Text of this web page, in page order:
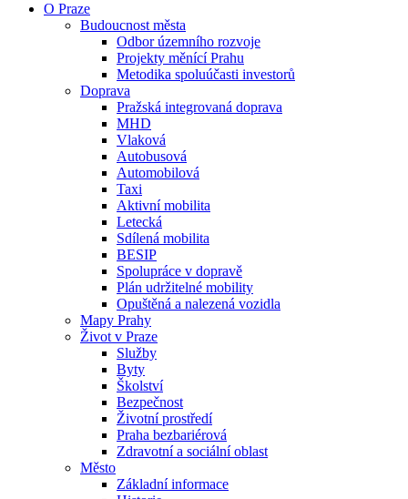
O Praze
Budoucnost města
Odbor územního rozvoje
Projekty měnící Prahu
Metodika spoluúčasti investorů
Doprava
Pražská integrovaná doprava
MHD
Vlaková
Autobusová
Automobilová
Taxi
Aktivní mobilita
Letecká
Sdílená mobilita
BESIP
Spolupráce v dopravě
Plán udržitelné mobility
Opuštěná a nalezená vozidla
Mapy Prahy
Život v Praze
Služby
Byty
Školství
Bezpečnost
Životní prostředí
Praha bezbariérová
Zdravotní a sociální oblast
Město
Základní informace